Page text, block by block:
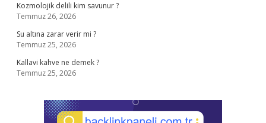
Kozmolojik delili kim savunur ?
Temmuz 26, 2026
Su altına zarar verir mi ?
Temmuz 25, 2026
Kallavi kahve ne demek ?
Temmuz 25, 2026